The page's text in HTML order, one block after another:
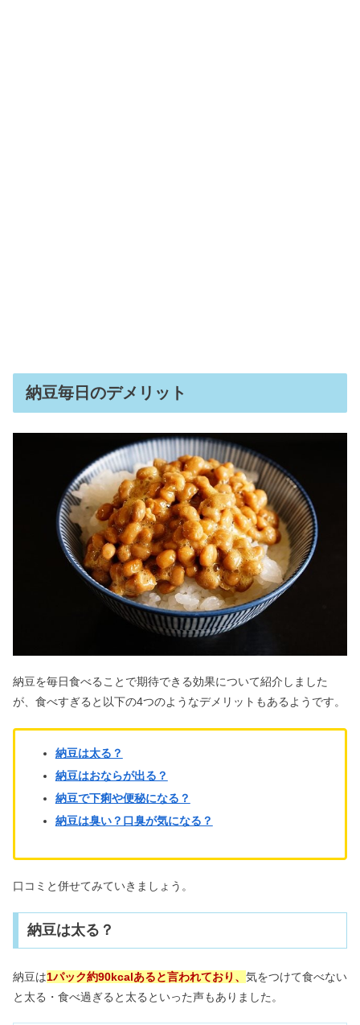
納豆毎日のデメリット
納豆を毎日食べることで期待できる効果について紹介しました
が、食べすぎると以下の4つのようなデメリットもあるようです。
納豆は太る？
納豆はおならが出る？
納豆で下痢や便秘になる？
納豆は臭い？口臭が気になる？
口コミと併せてみていきましょう。
納豆は太る？
納豆は1パック約90kcalあると言われており、 気をつけて食べない
と太る・食べ過ぎると太るといった声もありました。